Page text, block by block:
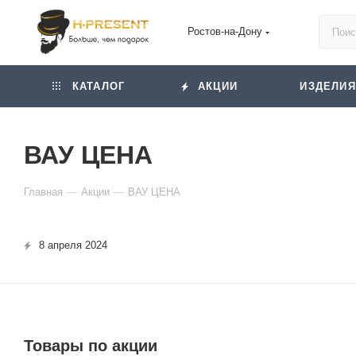
Ростов-на-Дону
КАТАЛОГ АКЦИИ
ВАУ ЦЕНА
Главная — Акции — ВАУ ЦЕНА
8 апреля 2024
Товары по акции